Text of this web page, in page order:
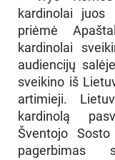
kardinolai juos
priėmė
kardinolai
audiencijų
sveikino iš
artimieji.
kardinolą
Šventojo
pagerbimas